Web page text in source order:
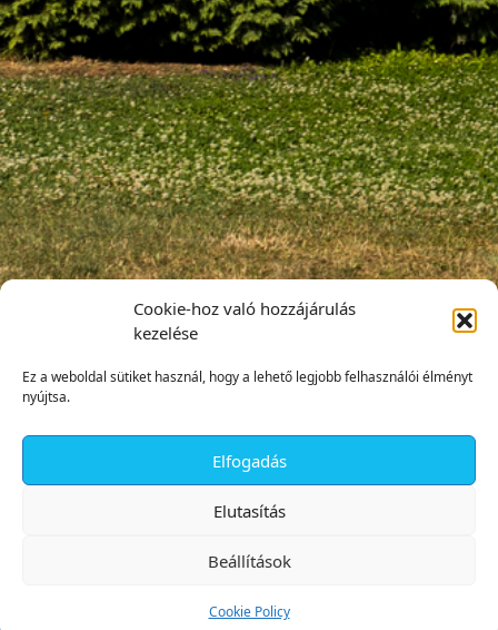
Cookie-hoz való hozzájárulás
kezelése
Ez a weboldal sütiket használ, hogy a lehető legjobb felhasználói élményt
nyújtsa.
Elfogadás
Elutasítás
Beállítások
Cookie Policy
✕